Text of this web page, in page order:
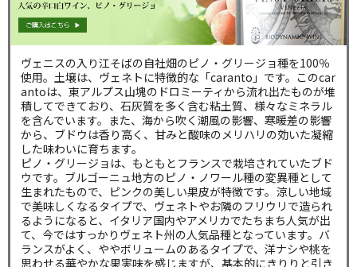
ヴェニスの入り江そばの自社畑のピノ・グリージョ種を100％
使用。土壌は、ヴェネトに特徴的な「caranto」です。このcar
antoは、東アルプス山塊のドロミーティから流れ出たものが堆
積してできており、石灰質を多く含む粘土質、様々なミネラル
を含んでいます。また、海から吹く潮風の影響、寒暖差の影響
から、ブドウは香り高く、甘みと酸味のメリハリの効いた凝縮
した味わいに育ちます。
ピノ・グリージョは、もともとフランスで栽培されていたブド
ウです。ブルゴーニュ地方のピノ・ノワール種の変異種として
生まれたもので、ピンクの美しい果皮が特徴です。涼しい地域
で美味しくなるタイプで、ヴェネトやお隣のフリウリで造られ
るようになると、イタリア国内やアメリカでたちまち人気が出
て、今ではすっかりヴェネト州の人気品種となっています。バ
ランスがよく、ややボリュームのあるタイプで、洋ナシや桃を
思わせる華やかな果実味を感じますが、基本的にきりりと引き